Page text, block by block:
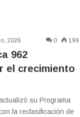
2026 0 199
962
el crecimiento
su Programa
la reclasificación de